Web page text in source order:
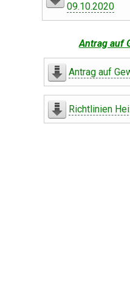
09.10.2020
Antrag auf
Antrag auf
Richtlinien